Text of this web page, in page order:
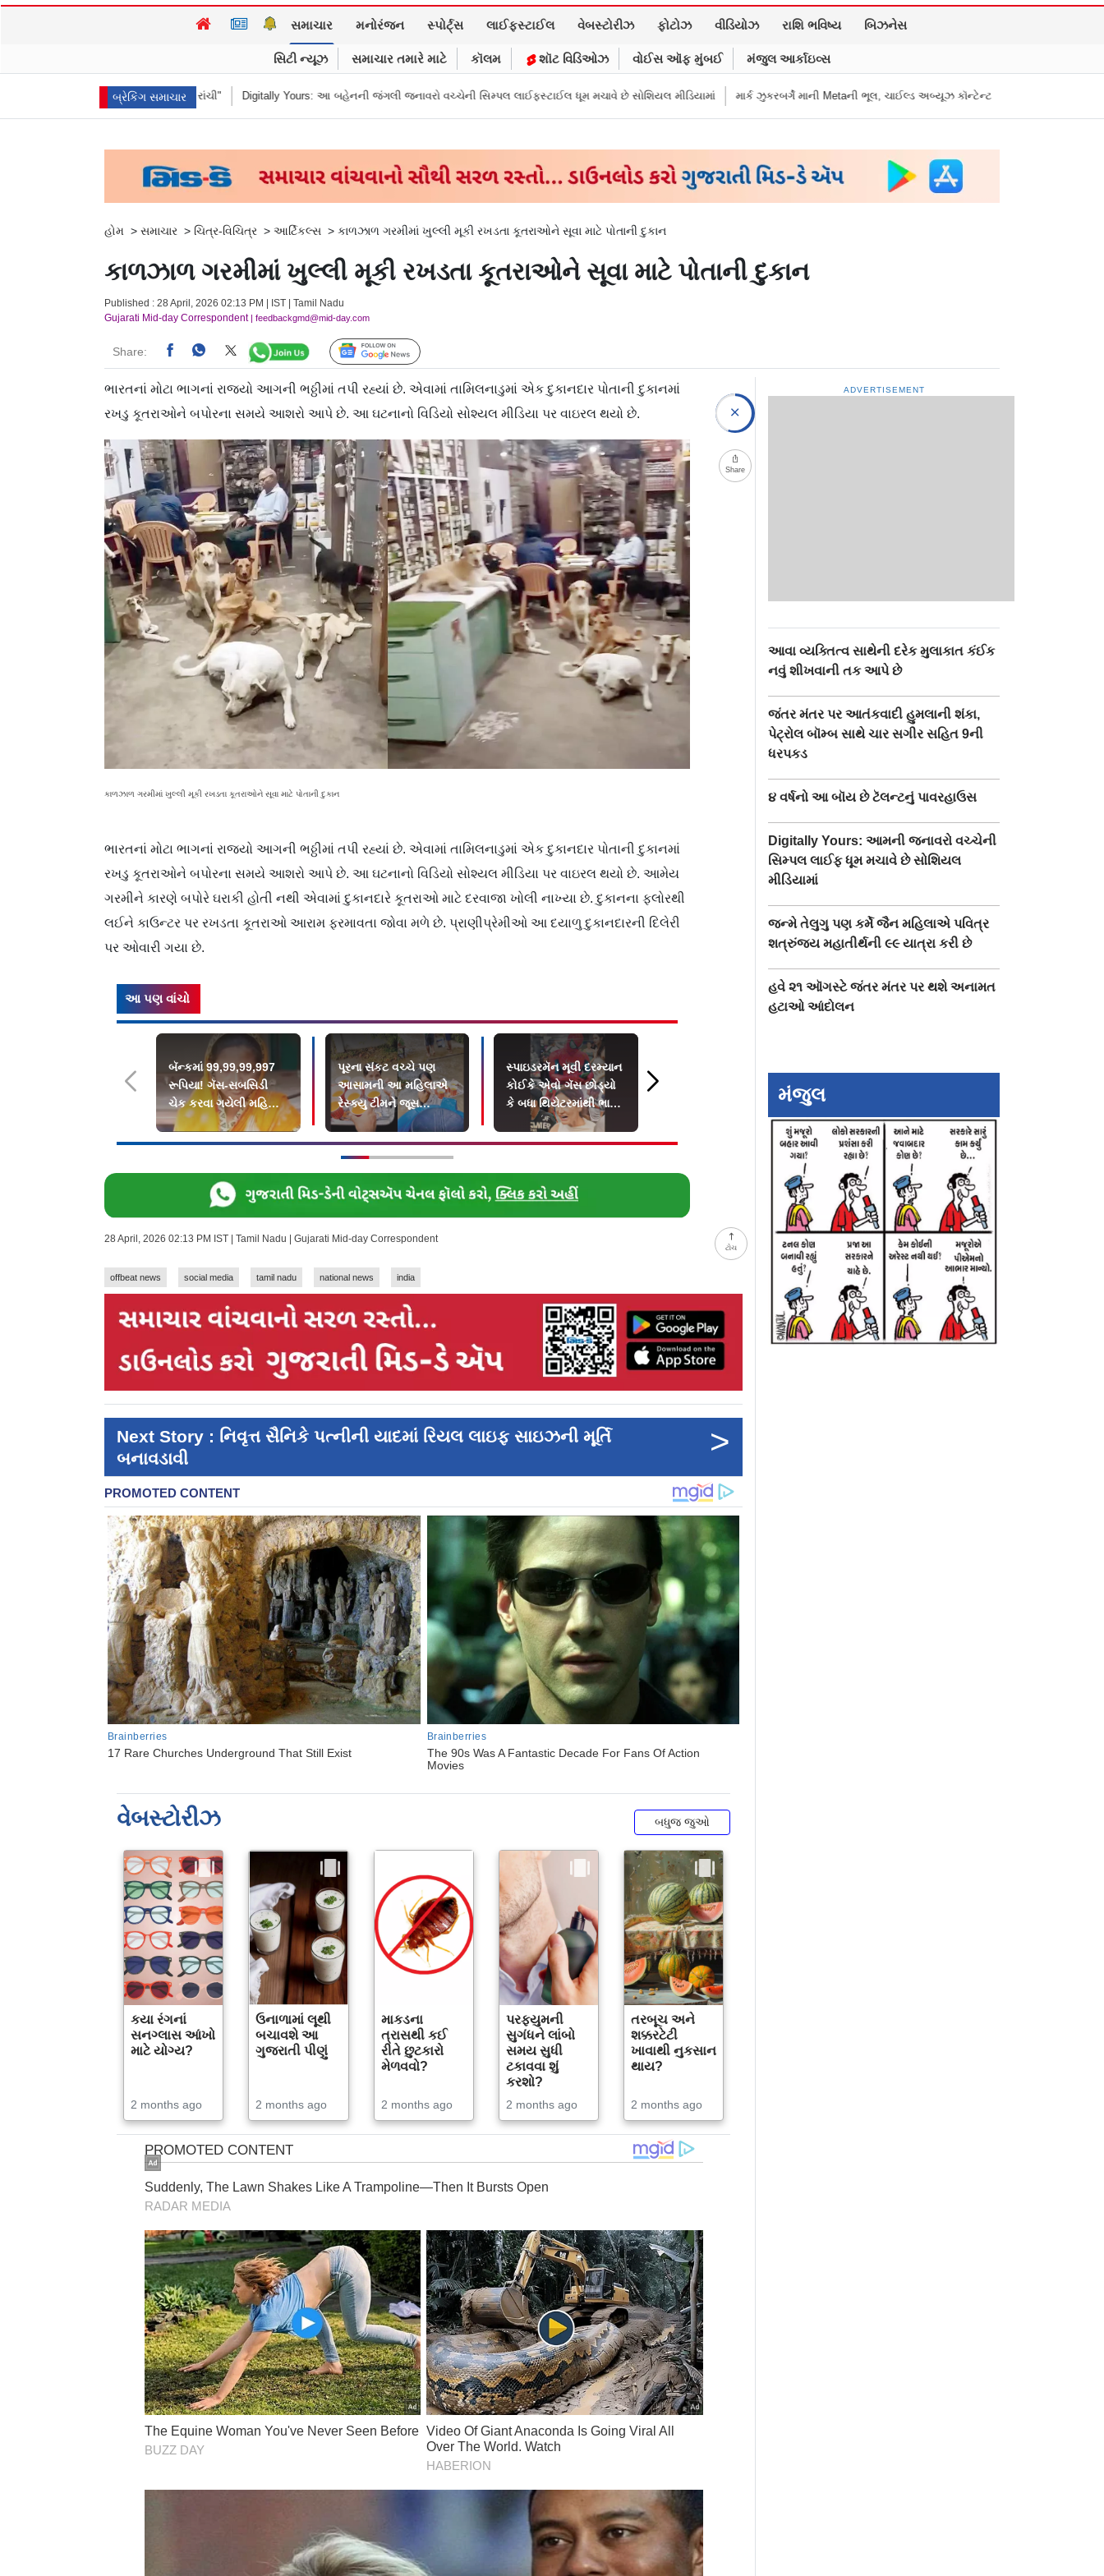
સમાચાર મનોરંજન સ્પોર્ટ્સ લાઈફસ્ટાઈલ વેબસ્ટોરીઝ ફોટોઝ વીડિયોઝ રાશિ ભવિષ્ય બિઝનેસ
સિટી ન્યૂઝ સમાચાર તમારે માટે કૉલમ શૉટ વિડિઓઝ વોઈસ ઑફ મુંબઈ મંજુલ આર્કાઇવ્સ
બ્રેકિંગ સમાચાર
Digitally Yours: આ બહેનની જંગલી જનાવરો વચ્ચેની સિમ્પલ લાઈફસ્ટાઈલ ધૂમ મચાવે છે સોશિયલ મીડિયામાં માર્ક ઝુકરબર્ગે માની Metaની ભૂલ, ચાઈલ્ડ અબ્યૂઝ કૉન્ટેન્ટ અને ડીપફેક પર માગી માફી
હોમ > સમાચાર > ચિત્ર-વિચિત્ર > આર્ટિકલ્સ > કાળઝાળ ગરમીમાં ખુલ્લી મૂકી રખડતા કૂતરાઓને સૂવા માટે પોતાની દુકાન
કાળઝાળ ગરમીમાં ખુલ્લી મૂકી રખડતા કૂતરાઓને સૂવા માટે પોતાની દુકાન
Published : 28 April, 2026 02:13 PM | IST | Tamil Nadu
Gujarati Mid-day Correspondent| feedbackgmd@mid-day.com
Share: Follow Us
ટોચ
ભારતનાં મોટા ભાગનાં રાજ્યો આગની ભઠ્ઠીમાં તપી રહ્યાં છે. એવામાં તામિલનાડુમાં એક દુકાનદાર પોતાની દુકાનમાં
રખડુ કૂતરાઓને બપોરના સમયે આશરો આપે છે. આ ઘટનાનો વિડિયો સોશ્યલ મીડિયા પર વાઇરલ થયો છે.
કાળઝાળ ગરમીમાં ખુલ્લી મૂકી રખડતા કૂતરાઓને સૂવા માટે પોતાની દુકાન
ભારતનાં મોટા ભાગનાં રાજ્યો આગની ભઠ્ઠીમાં તપી રહ્યાં છે. એવામાં તામિલનાડુમાં એક દુકાનદાર પોતાની દુકાનમાં
રખડુ કૂતરાઓને બપોરના સમયે આશરો આપે છે. આ ઘટનાનો વિડિયો સોશ્યલ મીડિયા પર વાઇરલ થયો છે. આમેય
ગરમીને કારણે બપોરે ઘરાકી હોતી નથી એવામાં દુકાનદારે કૂતરાઓ માટે દરવાજા ખોલી નાખ્યા છે. દુકાનના ફ્લોરથી
લઈને કાઉન્ટર પર રખડતા કૂતરાઓ આરામ ફરમાવતા જોવા મળે છે. પ્રાણીપ્રેમીઓ આ દયાળુ દુકાનદારની દિલેરી
પર ઓવારી ગયા છે.
આ પણ વાંચો
બૅન્કમાં 99,99,99,997
રૂપિયા! ગૅસ-સબસિડી
ચેક કરવા ગયેલી મહિલા
ચોંકી
પૂરના સંકટ વચ્ચે પણ
આસામની આ મહિલાએ
રેસ્ક્યુ ટીમને જૂસ
પીવડાવી
સ્પાઇડરમૅન મૂવી દરમ્યાન
કોઈકે એવો ગૅસ છોડ્યો
કે બધા થિયેટરમાંથી ભાગી
છૂટ્યા
માથું મૂંડાવી નાખ્યું
Share
28 April, 2026 02:13 PM IST | Tamil Nadu | Gujarati Mid-day Correspondent
offbeat news social media tamil nadu national news india
Next Story : નિવૃત્ત સૈનિકે પત્નીની યાદમાં રિયલ લાઇફ સાઇઝની મૂર્તિ
બનાવડાવી
>
વેબસ્ટોરીઝ બધુજ જુઓ
કયા રંગનાં
સનગ્લાસ આંખો
માટે યોગ્ય?
2 months ago
ઉનાળામાં લૂથી
બચાવશે આ
ગુજરાતી પીણું
2 months ago
માકડના
ત્રાસથી કઈ
રીતે છુટકારો
મેળવવો?
2 months ago
પરફ્યુમની
સુગંધને લાંબો
સમય સુધી
ટકાવવા શું
કરશો?
2 months ago
તરબૂચ અને
શક્કરટેટી
ખાવાથી નુકસાન
થાય?
2 months ago
ADVERTISEMENT
આવા વ્યક્તિત્વ સાથેની દરેક મુલાકાત કંઈક
નવું શીખવાની તક આપે છે
જંતર મંતર પર આતંકવાદી હુમલાની શંકા,
પેટ્રોલ બૉમ્બ સાથે ચાર સગીર સહિત 9ની
ધરપકડ
૪ વર્ષનો આ બૉય છે ટૅલન્ટનું પાવરહાઉસ
Digitally Yours: આમની જનાવરો વચ્ચેની
સિમ્પલ લાઈફ ધૂમ મચાવે છે સોશિયલ
મીડિયામાં
જન્મે તેલુગુ પણ કર્મે જૈન મહિલાએ પવિત્ર
શત્રુંજય મહાતીર્થની ૯૯ યાત્રા કરી છે
હવે ૨૧ ઑગસ્ટે જંતર મંતર પર થશે અનામત
હટાઓ આંદોલન
મંજુલ